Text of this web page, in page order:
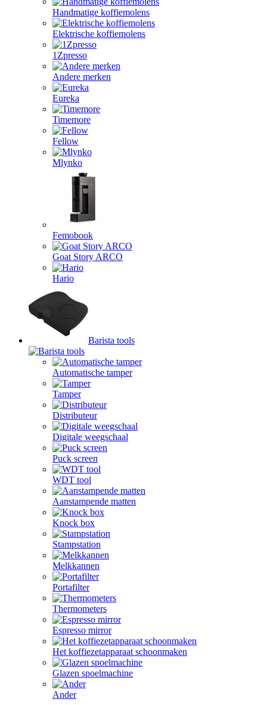
Handmatige koffiemolens
Elektrische koffiemolens
1Zpresso
Andere merken
Eureka
Timemore
Fellow
Mlynko
Femobook
Goat Story ARCO
Hario
Barista tools
Automatische tamper
Tamper
Distributeur
Digitale weegschaal
Puck screen
WDT tool
Aanstampende matten
Knock box
Stampstation
Melkkannen
Portafilter
Thermometers
Espresso mirror
Het koffiezetapparaat schoonmaken
Glazen spoelmachine
Ander